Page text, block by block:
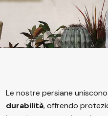
Le nostre persiane uniscono
durabilità, offrendo